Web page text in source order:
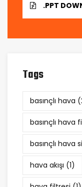
.PPT
Tags
basınçlı hava
basınçlı hava
basınçlı hava
hava akışı (1)